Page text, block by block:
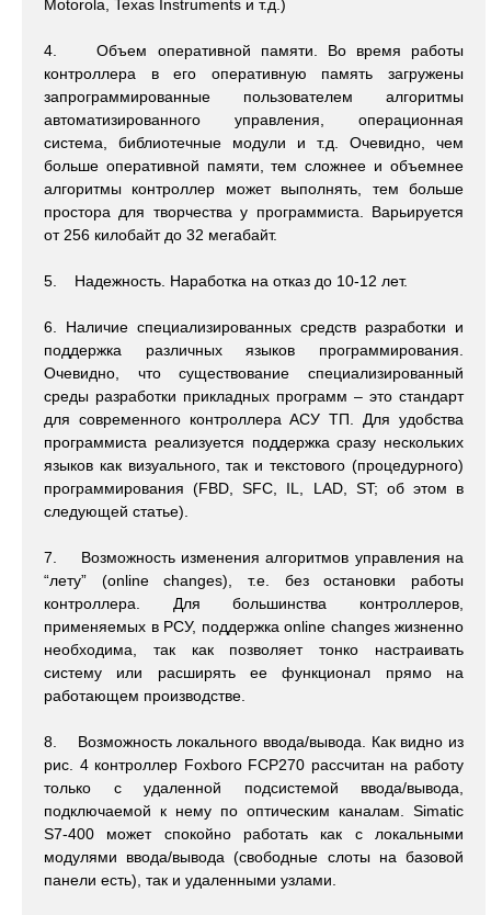
Motorola, Texas Instruments и т.д.)
4. Объем оперативной памяти. Во время работы
контроллера в его оперативную память загружены
запрограммированные пользователем алгоритмы
автоматизированного управления, операционная
система, библиотечные модули и т.д. Очевидно, чем
больше оперативной памяти, тем сложнее и объемнее
алгоритмы контроллер может выполнять, тем больше
простора для творчества у программиста. Варьируется
от 256 килобайт до 32 мегабайт.
5. Надежность. Наработка на отказ до 10-12 лет.
6. Наличие специализированных средств разработки и
поддержка различных языков программирования.
Очевидно, что существование специализированный
среды разработки прикладных программ – это стандарт
для современного контроллера АСУ ТП. Для удобства
программиста реализуется поддержка сразу нескольких
языков как визуального, так и текстового (процедурного)
программирования (FBD, SFC, IL, LAD, ST; об этом в
следующей статье).
7. Возможность изменения алгоритмов управления на
“лету” (online changes), т.е. без остановки работы
контроллера. Для большинства контроллеров,
применяемых в РСУ, поддержка online changes жизненно
необходима, так как позволяет тонко настраивать
систему или расширять ее функционал прямо на
работающем производстве.
8. Возможность локального ввода/вывода. Как видно из
рис. 4 контроллер Foxboro FCP270 рассчитан на работу
только с удаленной подсистемой ввода/вывода,
подключаемой к нему по оптическим каналам. Simatic
S7-400 может спокойно работать как с локальными
модулями ввода/вывода (свободные слоты на базовой
панели есть), так и удаленными узлами.